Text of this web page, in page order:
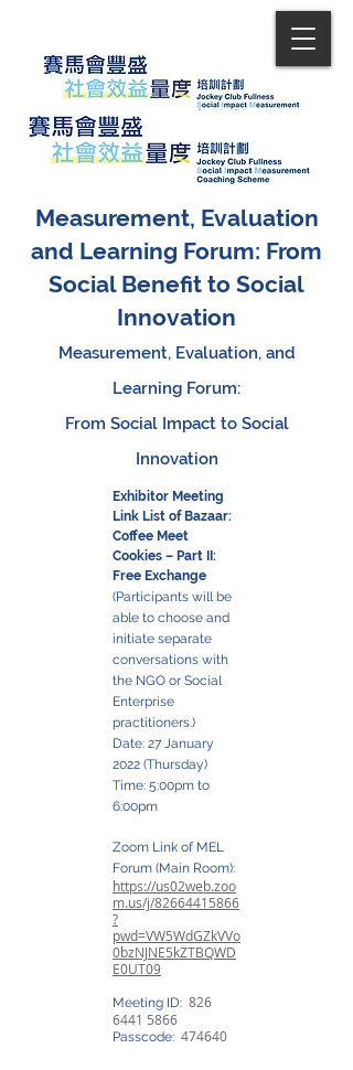
Exhibitor Meeting
Link List of Bazaar:
Coffee Meet
Cookies – Part II:
Free Exchange
(Participants will be
able to choose and
initiate separate
conversations with
the NGO or Social
Enterprise
practitioners.)
Date: 27 January
2022 (Thursday)
Time: 5:00pm to
6:00pm
Zoom Link of MEL
Forum (Main Room):
https://us02web.zoo
m.us/j/82664415866
?
pwd=VW5WdGZkVVo
0bzNJNE5kZTBQWD
E0UT09
Meeting ID: 826
6441 5866
Passcode: 474640
Measurement, Evaluation
and Learning Forum: From
Social Benefit to Social
Innovation
Measurement, Evaluation, and
Learning Forum:
From Social Impact to Social
Innovation